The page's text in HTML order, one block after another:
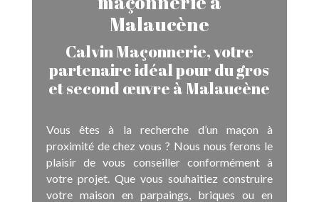
Malaucène
Calvin Maçonnerie, votre
partenaire idéal pour du gros
et second œuvre à Malaucène
Vous êtes à la recherche d’un maçon à
proximité de chez vous ? Nous nous ferons le
plaisir de vous conseiller conformément à
votre projet. Que vous souhaitiez construire
votre maison en parpaings, briques ou en